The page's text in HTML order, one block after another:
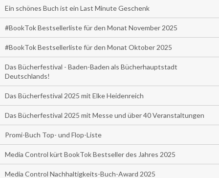
Ein schönes Buch ist ein Last Minute Geschenk
#BookTok Bestsellerliste für den Monat November 2025
#BookTok Bestsellerliste für den Monat Oktober 2025
Das Bücherfestival - Baden-Baden als Bücherhauptstadt
Deutschlands!
Das Bücherfestival 2025 mit Elke Heidenreich
Das Bücherfestival 2025 mit Messe und über 40 Veranstaltungen
Promi-Buch Top- und Flop-Liste
Media Control kürt BookTok Bestseller des Jahres 2025
Media Control Nachhaltigkeits-Buch-Award 2025